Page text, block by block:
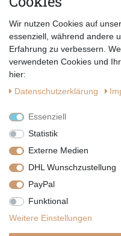
Vertrag widerrufen
Wir nutzen Cookies auf
essenziell, während andere
Erfahrung zu verbessern.
verwendeten Cookies und
hier:
Daten­schutz­erklärung
Essenziell
Statistik
Externe Medien
DHL Wunschzustellung
PayPal
Funktional
Weitere Einstellungen